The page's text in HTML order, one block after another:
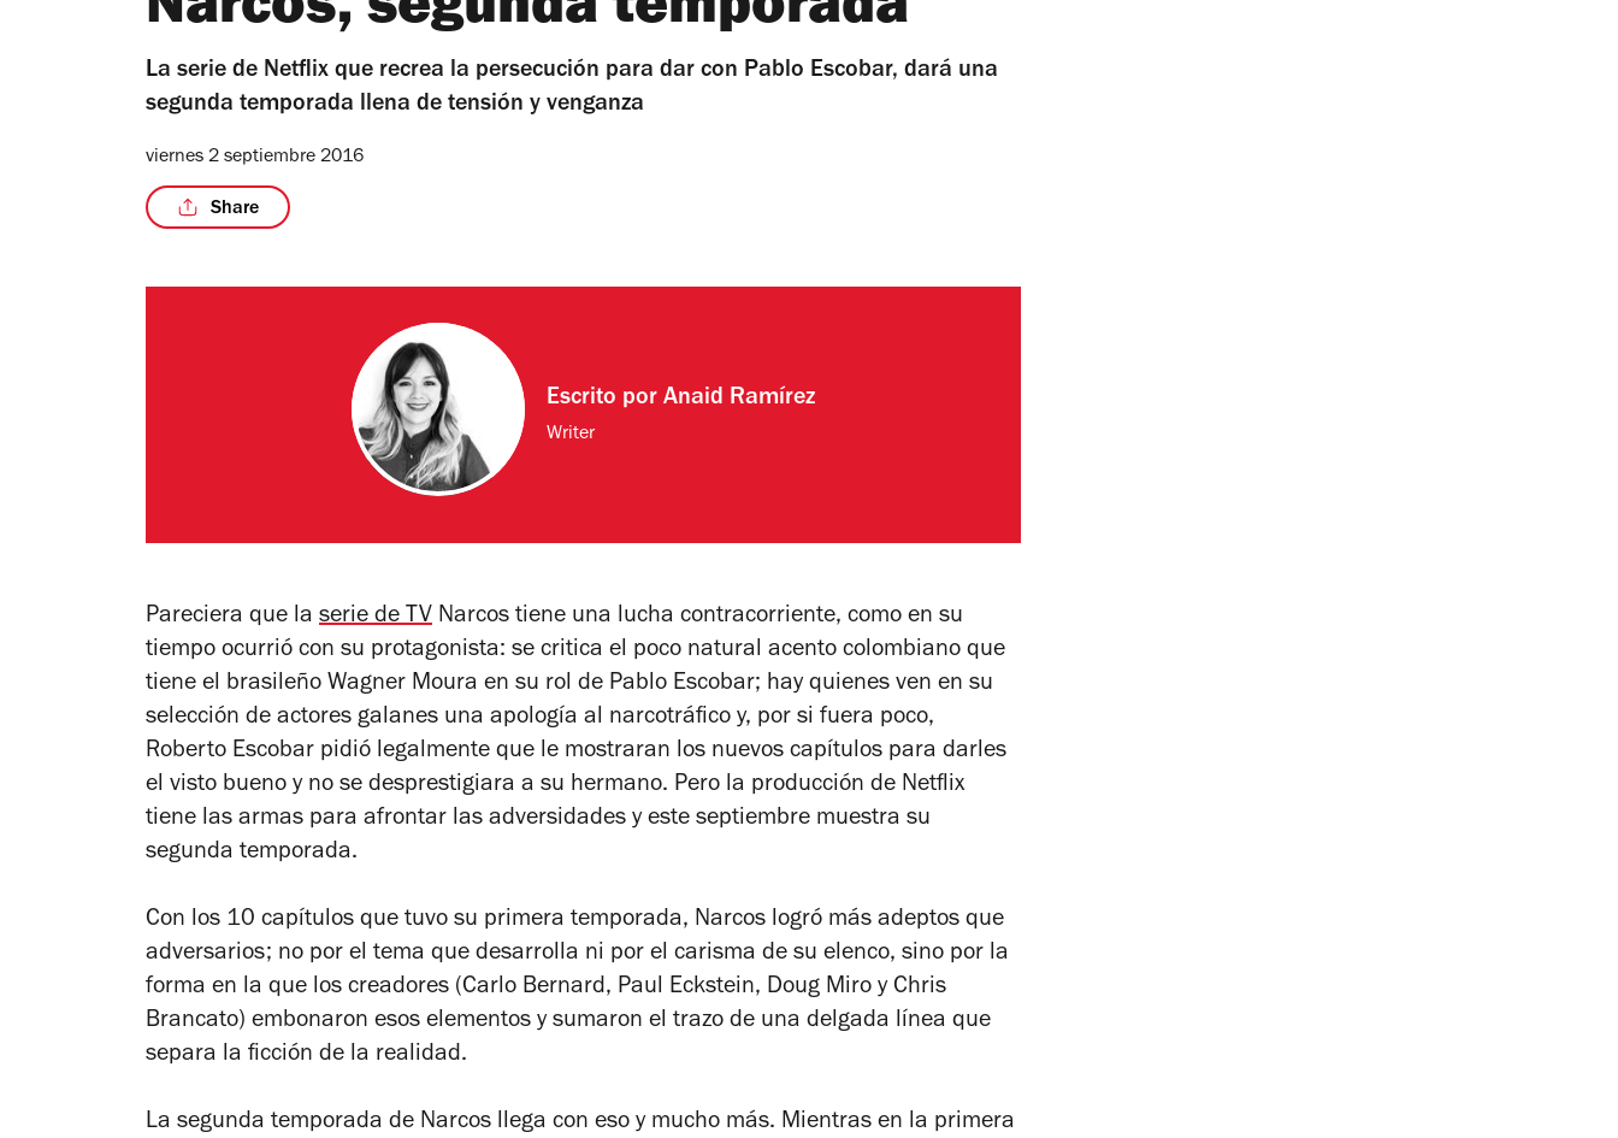
Narcos, segunda temporada
La serie de Netflix que recrea la persecución para dar con Pablo Escobar, dará una
segunda temporada llena de tensión y venganza
viernes 2 septiembre 2016
Share
Escrito por Anaid Ramírez
Writer
Pareciera que la serie de TV Narcos tiene una lucha contracorriente, como en su
tiempo ocurrió con su protagonista: se critica el poco natural acento colombiano que
tiene el brasileño Wagner Moura en su rol de Pablo Escobar; hay quienes ven en su
selección de actores galanes una apología al narcotráfico y, por si fuera poco,
Roberto Escobar pidió legalmente que le mostraran los nuevos capítulos para darles
el visto bueno y no se desprestigiara a su hermano. Pero la producción de Netflix
tiene las armas para afrontar las adversidades y este septiembre muestra su
segunda temporada.
Con los 10 capítulos que tuvo su primera temporada, Narcos logró más adeptos que
adversarios; no por el tema que desarrolla ni por el carisma de su elenco, sino por la
forma en la que los creadores (Carlo Bernard, Paul Eckstein, Doug Miro y Chris
Brancato) embonaron esos elementos y sumaron el trazo de una delgada línea que
separa la ficción de la realidad.
La segunda temporada de Narcos llega con eso y mucho más. Mientras en la primera